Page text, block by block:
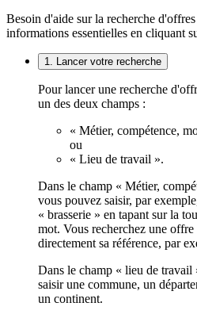
Besoin d'aide sur la recherche
informations essentielles en cliquant
1. Lancer votre recherche
Pour lancer une recherche
un des deux champs :
« Métier, compétence,
ou
« Lieu de travail ».
Dans le champ « Métier,
vous pouvez saisir, par
« brasserie » en tapant sur la
mot. Vous recherchez une offre
directement sa référence, par
Dans le champ « lieu de
saisir une commune, un
un continent.